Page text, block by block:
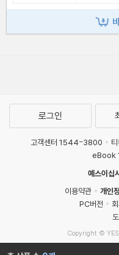
로그인
고객센터 1544-3800
eBook
예스이십
이용약관
개인
PC버전
Copyright ©
MATOM9